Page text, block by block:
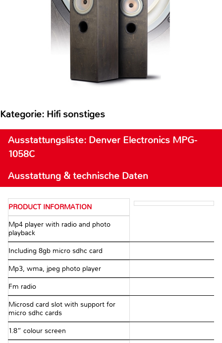
Kategorie: Hifi sonstiges
Ausstattungsliste: Denver Electronics MPG-
1058C
Ausstattung & technische Daten
PRODUCT INFORMATION
Mp4 player with radio and photo
playback
Including 8gb micro sdhc card
Mp3, wma, jpeg photo player
Fm radio
Microsd card slot with support for
micro sdhc cards
1.8” colour screen